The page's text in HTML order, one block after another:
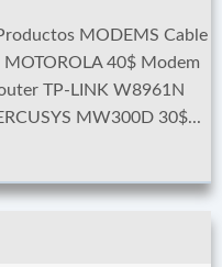
MODEMS Cable
40$ Modem
TP-LINK W8961N
MW300D 30$...